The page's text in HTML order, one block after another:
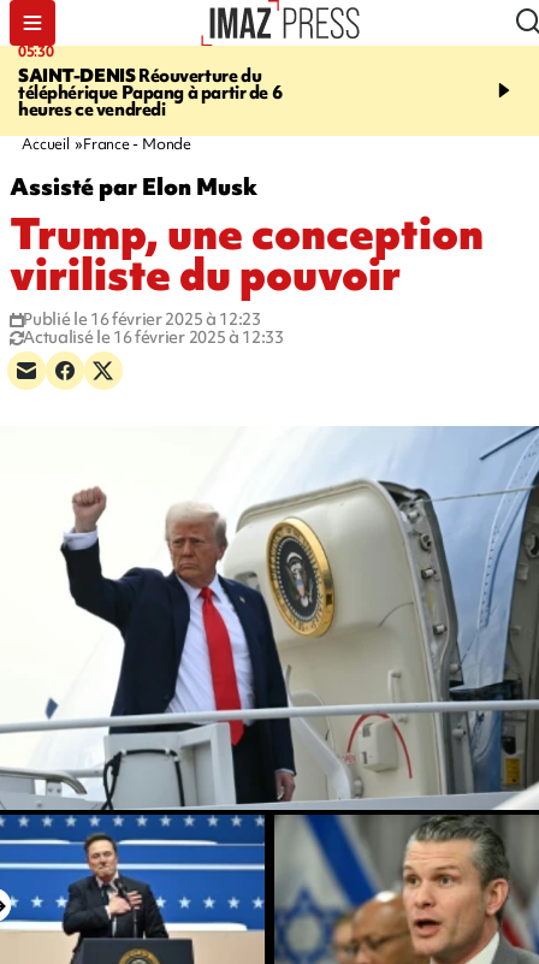
05:30
SAINT-DENISRéouverture du
téléphérique Papang à partir de 6
heures ce vendredi
07:00
Un vendredi
Accueil France - Monde
Assisté par Elon Musk
Trump, une conception
viriliste du pouvoir
Publié le 16 février 2025 à 12:23
Actualisé le 16 février 2025 à 12:33